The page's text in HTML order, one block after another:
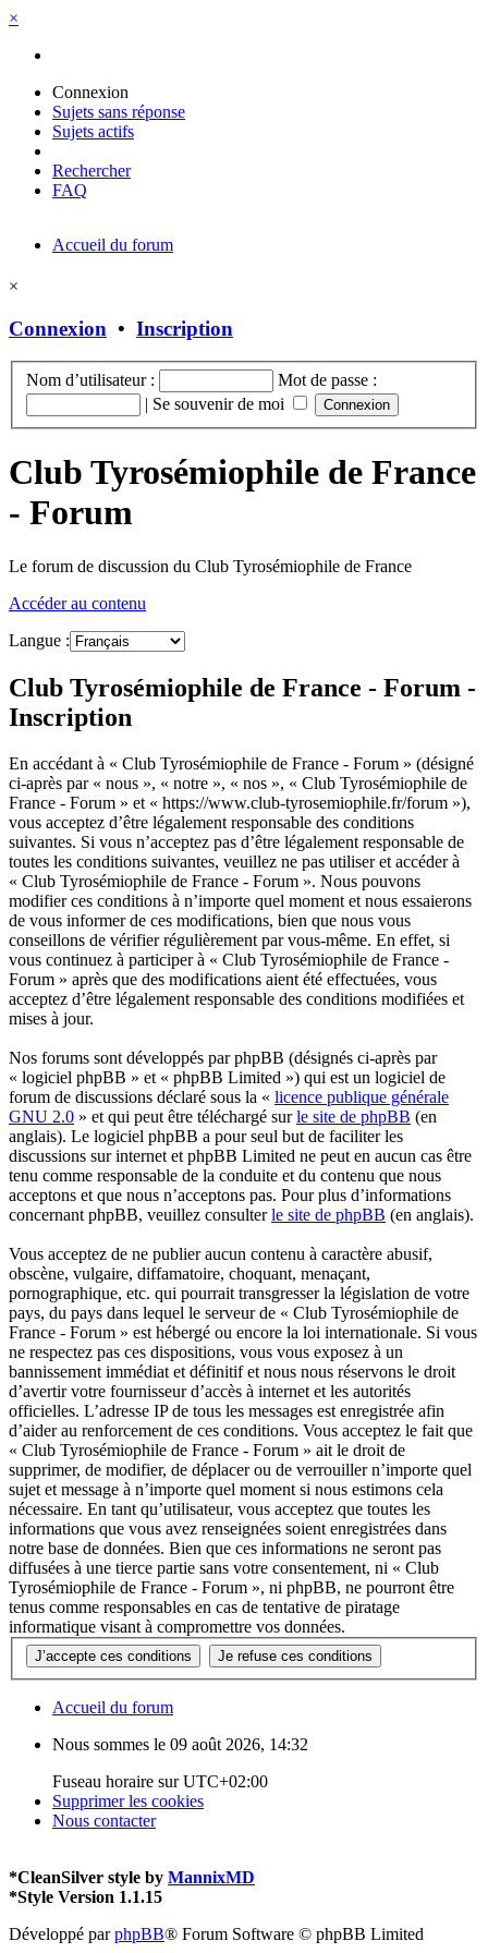
×
Connexion
Sujets sans réponse
Sujets actifs
Rechercher
FAQ
Accueil du forum
×
Connexion • Inscription
Nom d’utilisateur :
Mot de passe :
| Se souvenir de moi
Club Tyrosémiophile de France
- Forum
Le forum de discussion du Club Tyrosémiophile de France
Accéder au contenu
Langue :
Club Tyrosémiophile de France - Forum -
Inscription
En accédant à « Club Tyrosémiophile de France - Forum » (désigné
ci-après par « nous », « notre », « nos », « Club Tyrosémiophile de
France - Forum » et « https://www.club-tyrosemiophile.fr/forum »),
vous acceptez d’être légalement responsable des conditions
suivantes. Si vous n’acceptez pas d’être légalement responsable de
toutes les conditions suivantes, veuillez ne pas utiliser et accéder à
« Club Tyrosémiophile de France - Forum ». Nous pouvons
modifier ces conditions à n’importe quel moment et nous essaierons
de vous informer de ces modifications, bien que nous vous
conseillons de vérifier régulièrement par vous-même. En effet, si
vous continuez à participer à « Club Tyrosémiophile de France -
Forum » après que des modifications aient été effectuées, vous
acceptez d’être légalement responsable des conditions modifiées et
mises à jour.
Nos forums sont développés par phpBB (désignés ci-après par
« logiciel phpBB » et « phpBB Limited ») qui est un logiciel de
forum de discussions déclaré sous la « licence publique générale
GNU 2.0 » et qui peut être téléchargé surle site de phpBB (en
anglais). Le logiciel phpBB a pour seul but de faciliter les
discussions sur internet et phpBB Limited ne peut en aucun cas être
tenu comme responsable de la conduite et du contenu que nous
acceptons et que nous n’acceptons pas. Pour plus d’informations
concernant phpBB, veuillez consulterle site de phpBB (en anglais).
Vous acceptez de ne publier aucun contenu à caractère abusif,
obscène, vulgaire, diffamatoire, choquant, menaçant,
pornographique, etc. qui pourrait transgresser la législation de votre
pays, du pays dans lequel le serveur de « Club Tyrosémiophile de
France - Forum » est hébergé ou encore la loi internationale. Si vous
ne respectez pas ces dispositions, vous vous exposez à un
bannissement immédiat et définitif et nous nous réservons le droit
d’avertir votre fournisseur d’accès à internet et les autorités
officielles. L’adresse IP de tous les messages est enregistrée afin
d’aider au renforcement de ces conditions. Vous acceptez le fait que
« Club Tyrosémiophile de France - Forum » ait le droit de
supprimer, de modifier, de déplacer ou de verrouiller n’importe quel
sujet et message à n’importe quel moment si nous estimons cela
nécessaire. En tant qu’utilisateur, vous acceptez que toutes les
informations que vous avez renseignées soient enregistrées dans
notre base de données. Bien que ces informations ne seront pas
diffusées à une tierce partie sans votre consentement, ni « Club
Tyrosémiophile de France - Forum », ni phpBB, ne pourront être
tenus comme responsables en cas de tentative de piratage
informatique visant à compromettre vos données.
Accueil du forum
Nous sommes le 09 août 2026, 14:32
Fuseau horaire surUTC+02:00
Supprimer les cookies
Nous contacter
*CleanSilver style by MannixMD
*Style Version 1.1.15
Développé parphpBB® Forum Software © phpBB Limited